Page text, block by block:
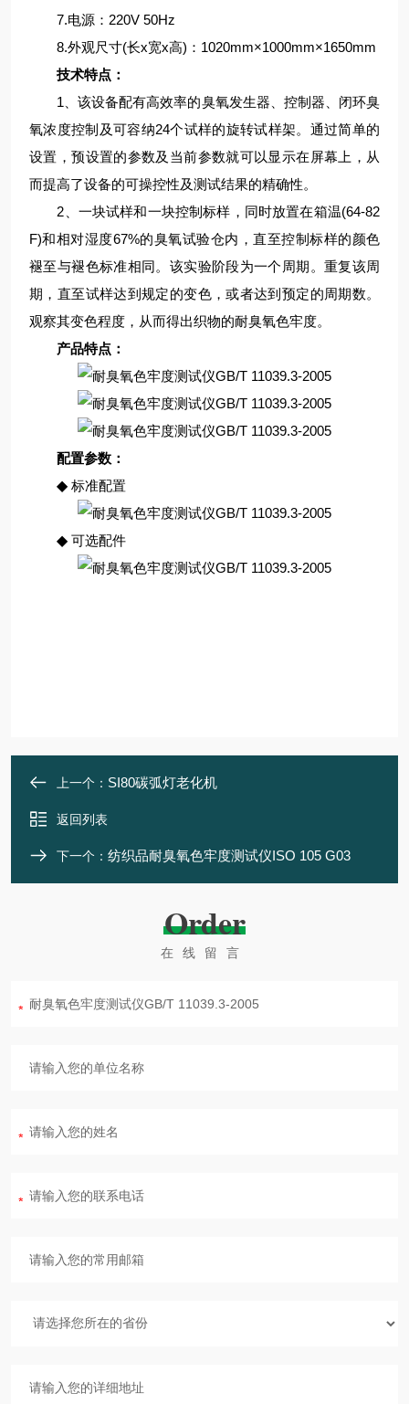
7.电源：220V 50Hz
8.外观尺寸(长x宽x高)：1020mm×1000mm×1650mm
技术特点：
1、该设备配有高效率的臭氧发生器、控制器、闭环臭
氧浓度控制及可容纳24个试样的旋转试样架。通过简单的
设置，预设置的参数及当前参数就可以显示在屏幕上，从
而提高了设备的可操控性及测试结果的精确性。
2、一块试样和一块控制标样，同时放置在箱温(64-82
F)和相对湿度67%的臭氧试验仓内，直至控制标样的颜色
褪至与褪色标准相同。该实验阶段为一个周期。重复该周
期，直至试样达到规定的变色，或者达到预定的周期数。
观察其变色程度，从而得出织物的耐臭氧色牢度。
产品特点：
配置参数 ：
◆ 标准配置
◆ 可选配件
上一个： SI80碳弧灯老化机
返回列表
下一个： 纺织品耐臭氧色牢度测试仪ISO 105 G03
Order
在线留言